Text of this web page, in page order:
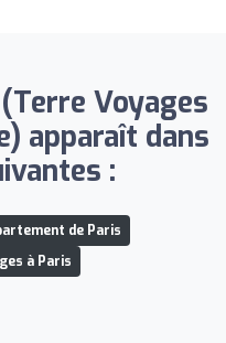
Voyages
apparaît dans
:
de Paris
à Paris